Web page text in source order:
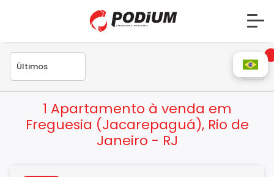
1 Apartamento à venda em
Freguesia (Jacarepaguá), Rio de
Janeiro - RJ